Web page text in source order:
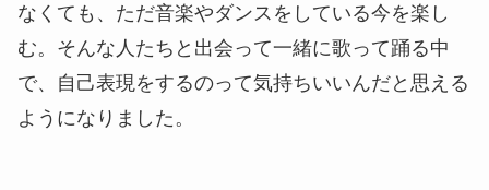
なくても、ただ音楽やダンスをしている今を楽し
む。そんな人たちと出会って一緒に歌って踊る中
で、自己表現をするのって気持ちいいんだと思える
ようになりました。